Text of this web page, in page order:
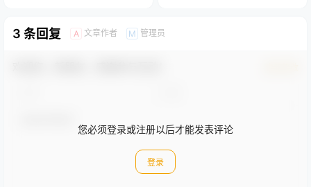
3 条回复 A 文章作者 M 管理员
您必须登录或注册以后才能发表评论
登录